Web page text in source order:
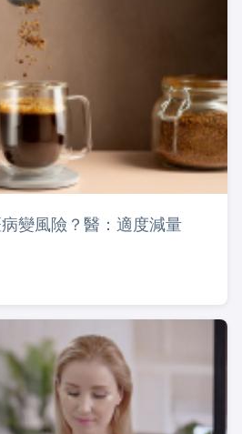
變風險？醫：適度減量